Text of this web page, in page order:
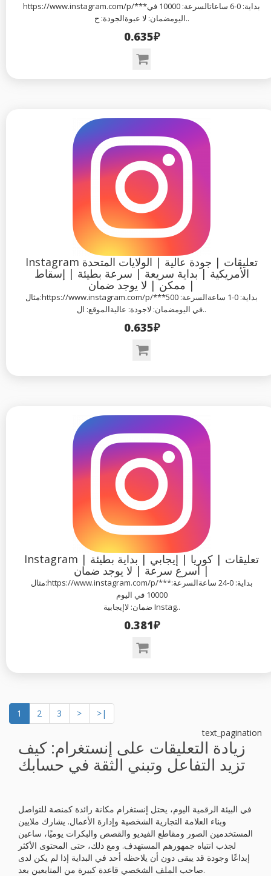
https://www.instagram.com/p/***بداية: 0-6 ساعاتالسرعة: 10000 في
اليومضمان: لا عبوةالجودة: ح..
0.635₽
Instagram تعليقات | جودة عالية | الولايات المتحدة
الأمريكية | بداية سريعة | سرعة بطيئة | إسقاط
ممكن | لا يوجد ضمان |
مثال:https://www.instagram.com/p/***بداية: 0-1 ساعةالسرعة: 500
في اليومضمان: لاجودة: عاليةالموقع: ال..
0.635₽
Instagram تعليقات | كوريا | إيجابي | بداية بطيئة |
أسرع سرعة | لا يوجد ضمان |
مثال:https://www.instagram.com/p/***بداية: 0-24 ساعةالسرعة:
10000 في اليوم
ضمان: لاإيجابية Instag..
0.381₽
1 2 3 >
>|
text_pagination
زيادة التعليقات على إنستغرام: كيف
تزيد التفاعل وتبني الثقة في حسابك
في البيئة الرقمية اليوم، يحتل إنستغرام مكانة رائدة كمنصة للتواصل
وبناء العلامة التجارية الشخصية وإدارة الأعمال. يشارك ملايين
المستخدمين الصور ومقاطع الفيديو والقصص والبكرات يوميًا، ساعين
لجذب انتباه جمهورهم المستهدف. ومع ذلك، حتى المحتوى الأكثر
إبداعًا وجودة قد يبقى دون أن يلاحظه أحد في البداية إذا لم يكن لدى
صاحب الملف الشخصي قاعدة كبيرة من المتابعين بعد.